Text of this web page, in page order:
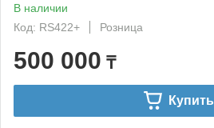
В наличии
Код: RS422+
Розница
500 000 ₸
Купить